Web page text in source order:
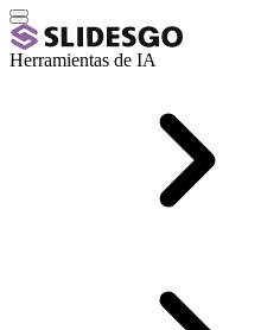
Herramientas de IA